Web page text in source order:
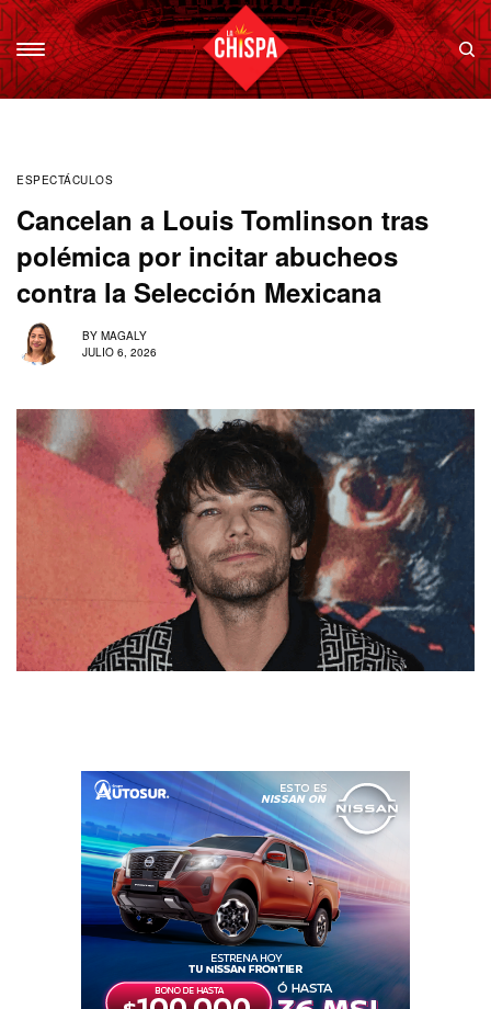
ESPECTÁCULOS
Cancelan a Louis Tomlinson tras
polémica por incitar abucheos
contra la Selección Mexicana
BY MAGALY
JULIO 6, 2026